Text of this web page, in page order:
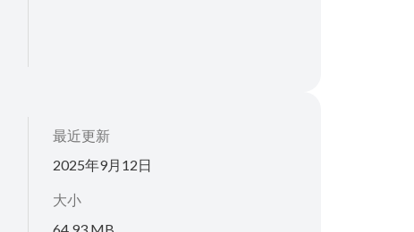
最近更新
2025年9月12日
大小